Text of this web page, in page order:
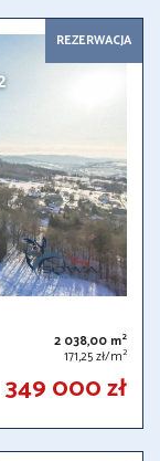
REZERWACJA
2 038,00 m2
171,25 zł/m2
349 000 zł